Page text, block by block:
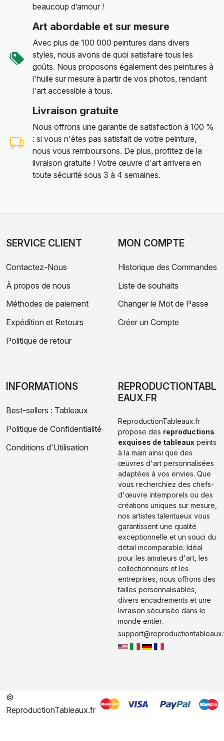
beaucoup d’amour !
Art abordable et sur mesure
Avec plus de 100 000 peintures dans divers
styles, nous avons de quoi satisfaire tous les
goûts. Nous proposons également des peintures à
l'huile sur mesure à partir de vos photos, rendant
l'art accessible à tous.
Livraison gratuite
Nous offrons une garantie de satisfaction à 100 %
: si vous n'êtes pas satisfait de votre peinture,
nous vous remboursons. De plus, profitez de la
livraison gratuite ! Votre œuvre d'art arrivera en
toute sécurité sous 3 à 4 semaines.
SERVICE CLIENT
Contactez-Nous
À propos de nous
Méthodes de paiement
Expédition et Retours
Politique de retour
MON COMPTE
Historique des Commandes
Liste de souhaits
Changer le Mot de Passe
Créer un Compte
INFORMATIONS
Best-sellers : Tableaux
Politique de Confidentialité
Conditions d'Utilisation
REPRODUCTIONTABL
EAUX.FR
ReproductionTableaux.fr
propose des reproductions
exquises de tableaux peints
à la main ainsi que des
œuvres d'art personnalisées
adaptées à vos envies. Que
vous recherchiez des chefs-
d'œuvre intemporels ou des
créations uniques sur mesure,
nos artistes talentueux vous
garantissent une qualité
exceptionnelle et un souci du
détail incomparable. Idéal
pour les amateurs d'art, les
collectionneurs et les
entreprises, nous offrons des
tailles personnalisables,
divers encadrements et une
livraison sécurisée dans le
monde entier.
©
ReproductionTableaux.fr